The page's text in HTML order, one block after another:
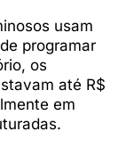
usam
programar
os
até R$
em